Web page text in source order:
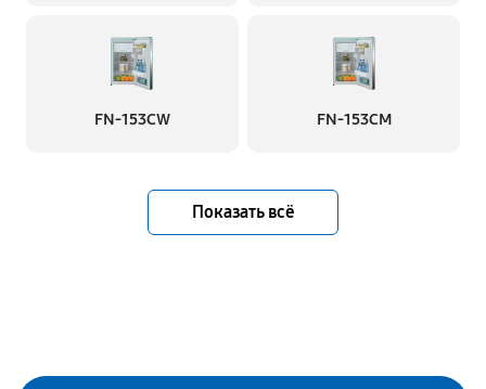
FN-153CW FN-153CM
Показать всё